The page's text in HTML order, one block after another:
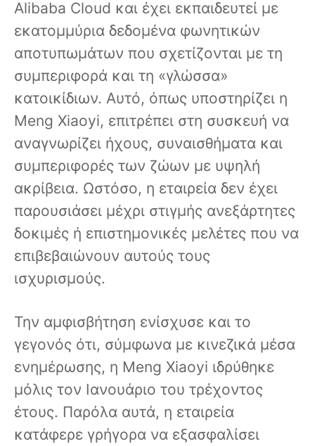
Alibaba Cloud και έχει εκπαιδευτεί με
εκατομμύρια δεδομένα φωνητικών
αποτυπωμάτων που σχετίζονται με τη
συμπεριφορά και τη «γλώσσα»
κατοικίδιων. Αυτό, όπως υποστηρίζει η
Meng Xiaoyi, επιτρέπει στη συσκευή να
αναγνωρίζει ήχους, συναισθήματα και
συμπεριφορές των ζώων με υψηλή
ακρίβεια. Ωστόσο, η εταιρεία δεν έχει
παρουσιάσει μέχρι στιγμής ανεξάρτητες
δοκιμές ή επιστημονικές μελέτες που να
επιβεβαιώνουν αυτούς τους
ισχυρισμούς.
Την αμφισβήτηση ενίσχυσε και το
γεγονός ότι, σύμφωνα με κινεζικά μέσα
ενημέρωσης, η Meng Xiaoyi ιδρύθηκε
μόλις τον Ιανουάριο του τρέχοντος
έτους. Παρόλα αυτά, η εταιρεία
κατάφερε γρήγορα να εξασφαλίσει